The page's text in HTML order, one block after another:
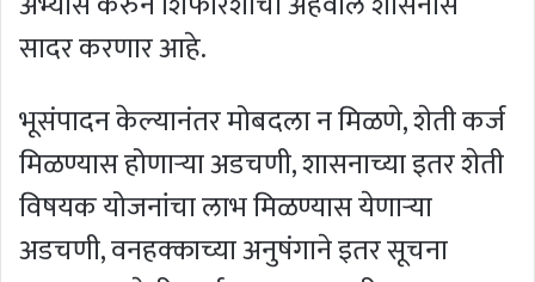
सादर करणार आहे.
भूसंपादन केल्यानंतर मोबदला न मिळणे, शेती कर्ज
मिळण्यास होणाऱ्या अडचणी, शासनाच्या इतर शेती
विषयक योजनांचा लाभ मिळण्यास येणाऱ्या
अडचणी, वनहक्काच्या अनुषंगाने इतर सूचना